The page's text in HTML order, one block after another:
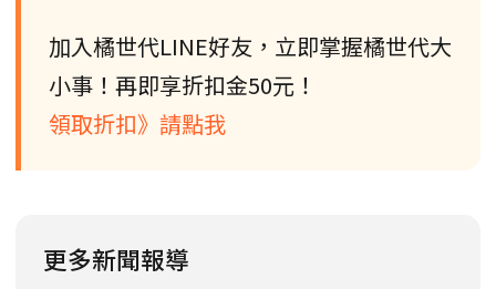
加入橘世代LINE好友，立即掌握橘世代大
小事！再即享折扣金50元！
領取折扣》請點我
更多新聞報導